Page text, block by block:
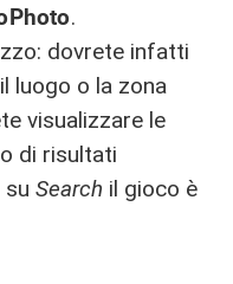
.
dovrete infatti
luogo o la zona
visualizzare le
di risultati
su Search il gioco è